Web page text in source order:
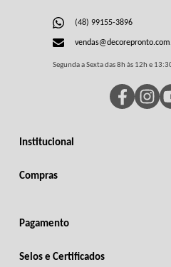
Institucional
Compras
(48) 99155-3896
Segunda a Sexta das 8h às 12h e
Pagamento
Selos e Certificados